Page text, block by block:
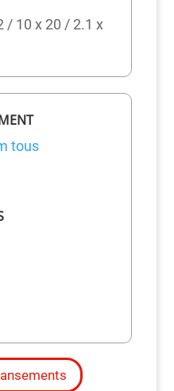
/ 10 x 20 / 2.1 x
tous